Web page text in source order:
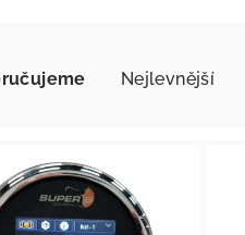
Nejlevnější
produktů